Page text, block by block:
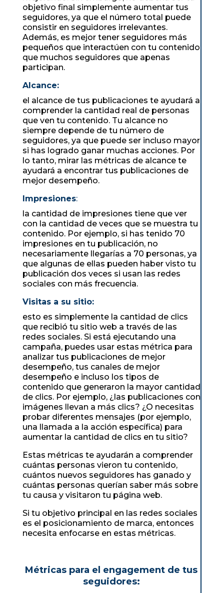
objetivo final simplemente aumentar tus
seguidores, ya que el número total puede
consistir en seguidores irrelevantes.
Además, es mejor tener seguidores más
pequeños que interactúen con tu contenido
que muchos seguidores que apenas
participan.
Alcance:
el alcance de tus publicaciones te ayudará a
comprender la cantidad real de personas
que ven tu contenido. Tu alcance no
siempre depende de tu número de
seguidores, ya que puede ser incluso mayor
si has logrado ganar muchas acciones. Por
lo tanto, mirar las métricas de alcance te
ayudará a encontrar tus publicaciones de
mejor desempeño.
Impresiones:
la cantidad de impresiones tiene que ver
con la cantidad de veces que se muestra tu
contenido. Por ejemplo, si has tenido 70
impresiones en tu publicación, no
necesariamente llegarías a 70 personas, ya
que algunas de ellas pueden haber visto tu
publicación dos veces si usan las redes
sociales con más frecuencia.
Visitas a su sitio:
esto es simplemente la cantidad de clics
que recibió tu sitio web a través de las
redes sociales. Si está ejecutando una
campaña, puedes usar estas métrica para
analizar tus publicaciones de mejor
desempeño, tus canales de mejor
desempeño e incluso los tipos de
contenido que generaron la mayor cantidad
de clics. Por ejemplo, ¿las publicaciones con
imágenes llevan a más clics? ¿O necesitas
probar diferentes mensajes (por ejemplo,
una llamada a la acción específica) para
aumentar la cantidad de clics en tu sitio?
Estas métricas te ayudarán a comprender
cuántas personas vieron tu contenido,
cuántos nuevos seguidores has ganado y
cuántas personas querían saber más sobre
tu causa y visitaron tu página web.
Si tu objetivo principal en las redes sociales
es el posicionamiento de marca, entonces
necesita enfocarse en estas métricas.
Métricas para el engagement de tus
seguidores: